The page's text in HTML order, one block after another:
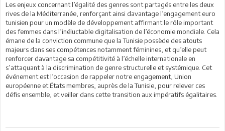
Les enjeux concernant l’égalité des genres sont partagés entre les deux
rives de la Méditerranée, renforçant ainsi davantage l’engagement euro
tunisien pour un modèle de développement affirmant le rôle important
des femmes dans l’inéluctable digitalisation de l’économie mondiale. Cela
émane de la conviction commune que la Tunisie possède des atouts
majeurs dans ses compétences notamment féminines, et qu’elle peut
renforcer davantage sa compétitivité à l’échelle internationale en
s’attaquant à la discrimination de genre structurelle et systémique. Cet
événement est l’occasion de rappeler notre engagement, Union
européenne et États membres, auprès de la Tunisie, pour relever ces
défis ensemble, et veiller dans cette transition aux impératifs égalitaires.